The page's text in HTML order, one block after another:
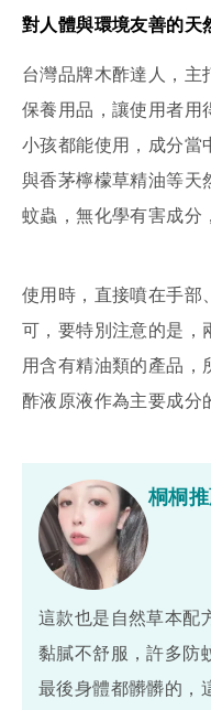
對人體與環境友善的天
台灣品牌木酢達人，主
保養用品，讓使用者用
小孩都能使用，成分當
與香茅檸檬草精油等天
蚊蟲，無化學有害成分
使用時，直接噴在手部
可，要特別注意的是，
用含有精油類的產品，
酢液原液作為主要成分
桐桐
這款也是自然草本配
黏膩不舒服，許多防
最後身體都髒髒的，